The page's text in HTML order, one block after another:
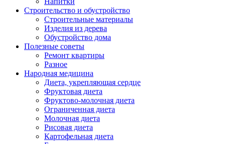
Строительство и обустройство
Строительные материалы
Изделия из дерева
Обустройство дома
Полезные советы
Ремонт квартиры
Разное
Народная медицина
Диета, укрепляющая сердце
Фруктовая диета
Фруктово-молочная диета
Ограниченная диета
Молочная диета
Рисовая диета
Картофельная диета